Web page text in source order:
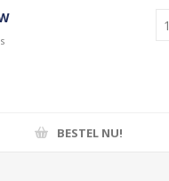
BESTEL NU!